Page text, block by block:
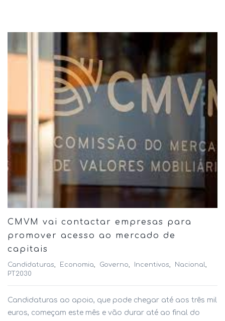
CMVM vai contactar empresas para
promover acesso ao mercado de
capitais
Candidaturas Economia Governo Incentivos
Nacional
PT2030
Candidaturas ao apoio, que pode chegar até aos três mil
euros, começam este mês e vão durar até ao final do